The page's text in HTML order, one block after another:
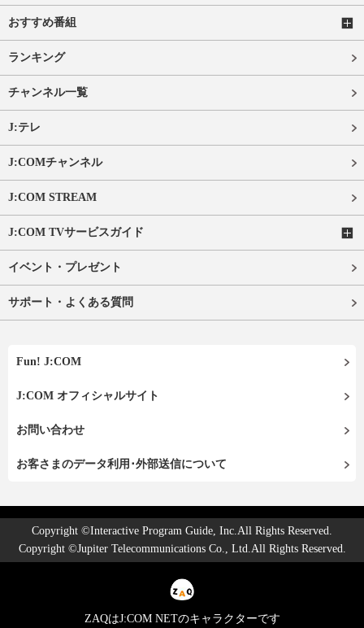
おすすめ番組
ランキング
チャンネル一覧
J:テレ
J:COMチャンネル
J:COM STREAM
J:COM TVサービスガイド
イベント・プレゼント
サポート・よくある質問
Fun! J:COM
J:COM オフィシャルサイト
お問い合わせ
お客さまのデータ利用･外部送信について
Copyright ©Interactive Program Guide, Inc.All Rights Reserved.
Copyright ©Jupiter Telecommunications Co., Ltd.All Rights Reserved.
ZAQはJ:COM NETのキャラクターです